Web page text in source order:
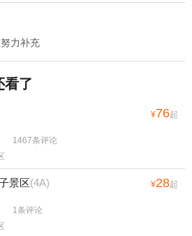
力补充
看了
¥76起
1467条评论
景区(4A) ¥28起
1条评论